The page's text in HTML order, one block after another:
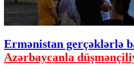
Ermənistan gerçəklərlə
Azərbaycanla